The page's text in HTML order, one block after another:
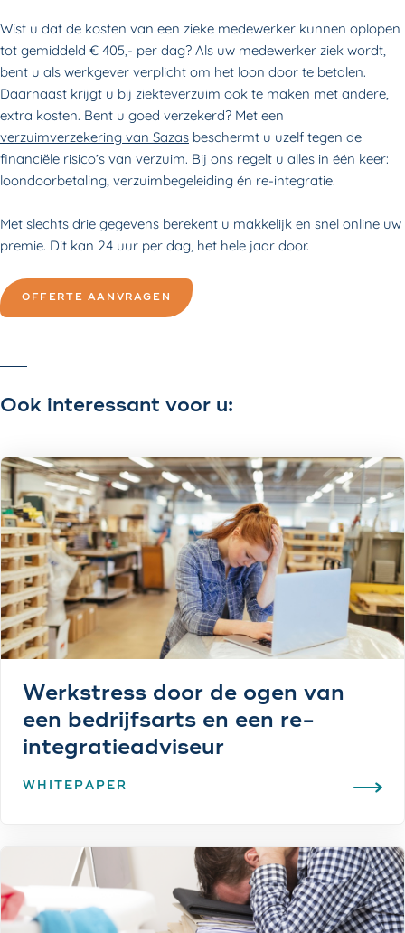
Wist u dat de kosten van een zieke medewerker kunnen oplopen
tot gemiddeld € 405,- per dag? Als uw medewerker ziek wordt,
bent u als werkgever verplicht om het loon door te betalen.
Daarnaast krijgt u bij ziekteverzuim ook te maken met andere,
extra kosten. Bent u goed verzekerd? Met een
verzuimverzekering van Sazas beschermt u uzelf tegen de
financiële risico’s van verzuim. Bij ons regelt u alles in één keer:
loondoorbetaling, verzuimbegeleiding én re-integratie.
Met slechts drie gegevens berekent u makkelijk en snel online uw
premie. Dit kan 24 uur per dag, het hele jaar door.
OFFERTE AANVRAGEN
Ook interessant voor u:
Werkstress door de ogen van
een bedrijfsarts en een re-
integratieadviseur
WHITEPAPER